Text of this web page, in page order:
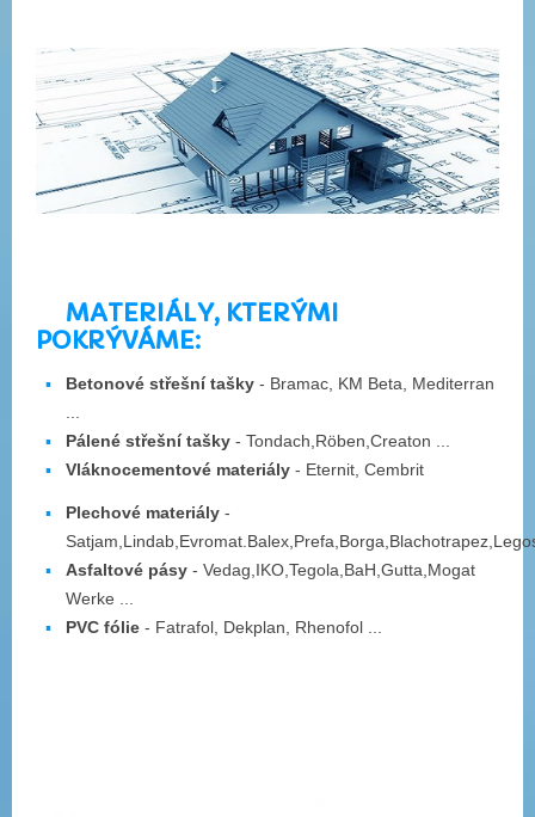
MATERIÁLY, KTERÝMI
POKRÝVÁME:
Betonové střešní tašky - Bramac, KM Beta, Mediterran
Pálené střešní tašky - Tondach,Röben,Creaton ...
Vláknocementové materiály - Eternit, Cembrit
Plechové materiály -
Asfaltové pásy - Vedag,IKO,Tegola,BaH,Gutta,Mogat
Werke ...
PVC fólie - Fatrafol, Dekplan, Rhenofol ...